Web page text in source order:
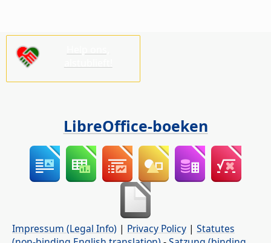
LibreOffice-boeken
Impressum (Legal Info) | Privacy Policy | Statutes